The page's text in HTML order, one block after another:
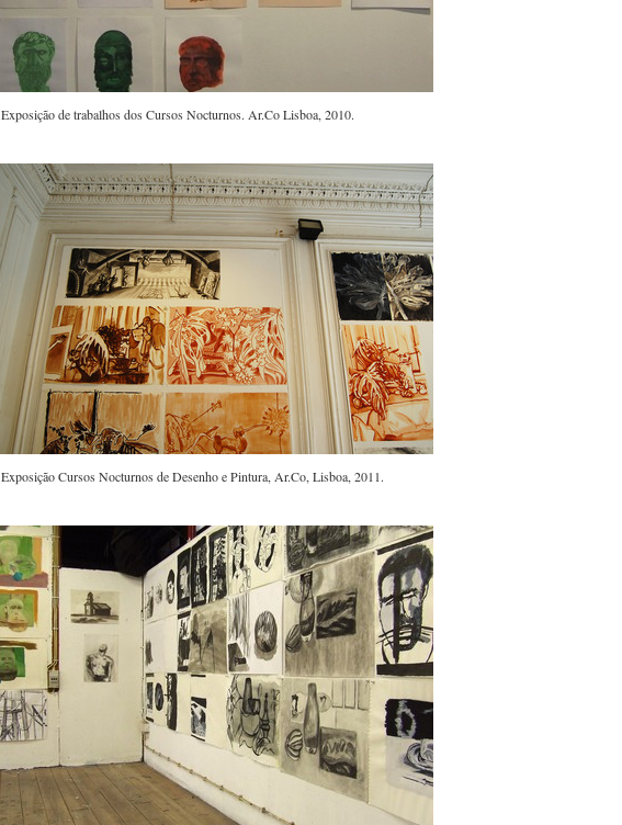
Exposição de trabalhos dos Cursos Nocturnos. Ar.Co Lisboa, 2010.
Exposição Cursos Nocturnos de Desenho e Pintura, Ar.Co, Lisboa, 2011.